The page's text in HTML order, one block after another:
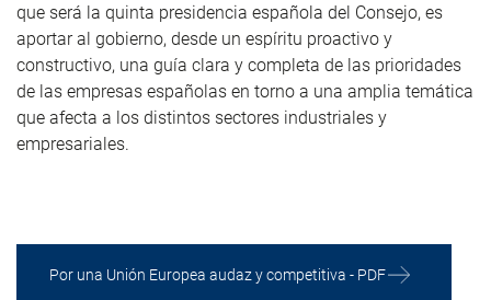
que será la quinta presidencia española del Consejo, es
aportar al gobierno, desde un espíritu proactivo y
constructivo, una guía clara y completa de las prioridades
de las empresas españolas en torno a una amplia temática
que afecta a los distintos sectores industriales y
empresariales.
Por una Unión Europea audaz y competitiva - PDF